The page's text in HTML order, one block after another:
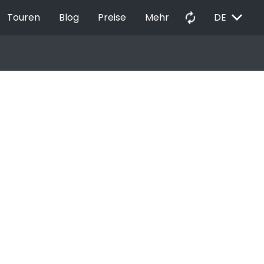
Touren Blog Preise Mehr autorenew DE EXPAND_MORE